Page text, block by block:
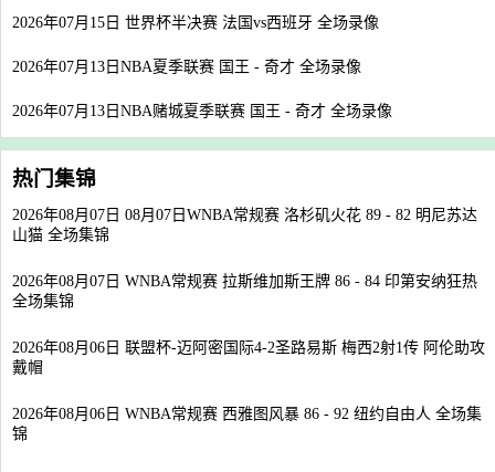
2026年07月15日 世界杯半决赛 法国vs西班牙 全场录像
2026年07月13日NBA夏季联赛 国王 - 奇才 全场录像
2026年07月13日NBA赌城夏季联赛 国王 - 奇才 全场录像
热门集锦
2026年08月07日 08月07日WNBA常规赛 洛杉矶火花 89 - 82 明尼苏达
山猫 全场集锦
2026年08月07日 WNBA常规赛 拉斯维加斯王牌 86 - 84 印第安纳狂热
全场集锦
2026年08月06日 联盟杯-迈阿密国际4-2圣路易斯 梅西2射1传 阿伦助攻
戴帽
2026年08月06日 WNBA常规赛 西雅图风暴 86 - 92 纽约自由人 全场集
锦